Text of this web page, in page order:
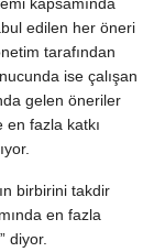
edilen her öneri
tarafından
ise çalışan
gelen öneriler
en fazla katkı
birbirini takdir
en fazla
diyor.